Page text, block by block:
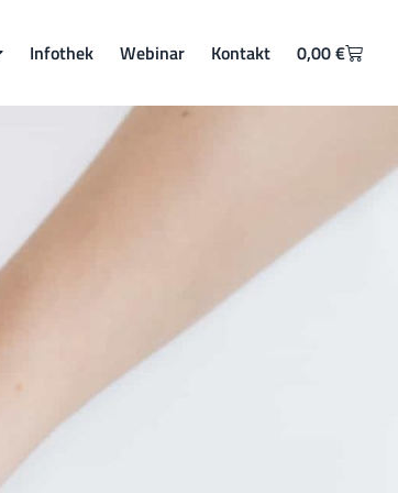
Infothek Webinar Kontakt 0,00€